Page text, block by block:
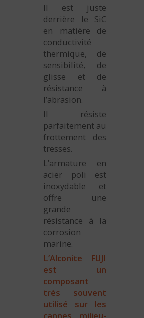
Il est juste
derrière le SiC
en matière de
conductivité
thermique, de
sensibilité, de
glisse et de
résistance à
l’abrasion.
Il résiste
parfaitement au
frottement des
tresses.
L’armature en
acier poli est
inoxydable et
offre une
grande
résistance à la
corrosion
marine.
L’Alconite FUJI
est un
composant
très souvent
utilisé sur les
cannes milieu-